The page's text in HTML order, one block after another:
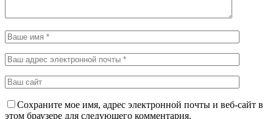
Сохраните мое имя, адрес электронной почты и веб-сайт в
этом браузере для следующего комментария.